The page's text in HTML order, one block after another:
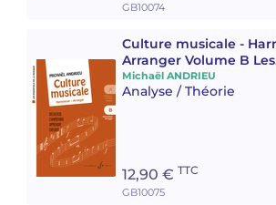
GB10074
Culture musicale -
Arranger Volume B Les
essentiels de la
Michaël ANDRIEU
Analyse / Théorie
12,90 € TTC
GB10075